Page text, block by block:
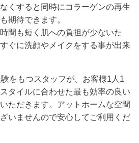
くすると同時にコラーゲンの再生
期待できます。
間も短く肌への負担が少ないた
ぐに洗顔やメイクをする事が出来
をもつスタッフが、お客様1人1
タイルに合わせた最も効率の良い
ただきます。アットホームな空間
いませんので安心してご利用くだ